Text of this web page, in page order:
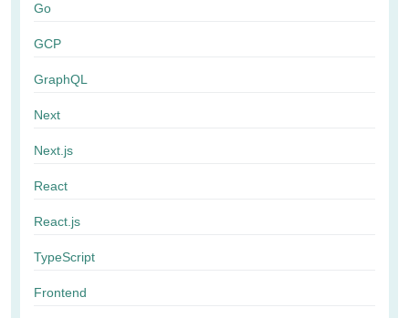
Go
GCP
GraphQL
Next
Next.js
React
React.js
TypeScript
Frontend